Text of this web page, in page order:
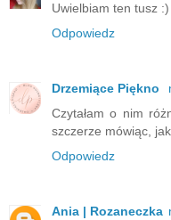
Uwielbiam ten tusz :)
Odpowiedz
Drzemiące Piękno
Czytałam o nim
szczerze mówiąc,
Odpowiedz
Ania | Rozaneczka